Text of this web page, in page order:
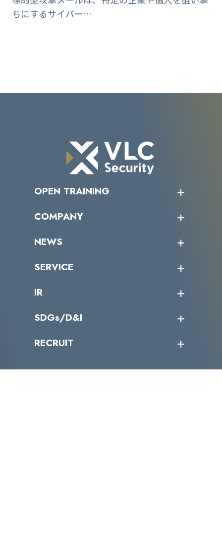
ちにするサイバー…
OPEN TRAINING
受講者の声
COMPANY
トップメッセージ
ミッション／ビジョン
パートナー企業一覧
NEWS
サイバーニュース
SERVICE
カテゴリー別サービス一覧
IR
IRカレンダー
IRライブラリー
株式情報
SDGs/D&I
当グループのマテリアリティ
SDGs推進体制
RECRUIT
募集職種一覧